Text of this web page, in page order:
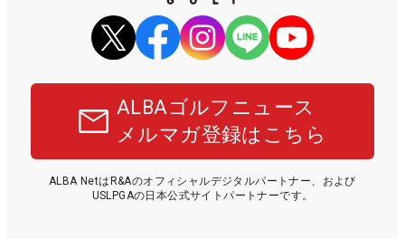
ALBAゴルフニュース
メルマガ登録はこちら
ALBA NetはR&Aのオフィシャルデジタルパートナー、および
USLPGAの日本公式サイトパートナーです。